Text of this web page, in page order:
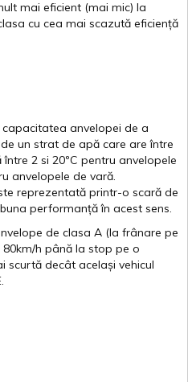
mai eficient (mai mic) la
cu cea mai scazută eficiență
capacitatea anvelopei de a
de un strat de apă care areîntre
între 2 si 20ºC pentru anvelopele
anvelopele de vară.
reprezentată printr-o scară de
buna performanță în acest sens.
de clasa A (la frânare pe
h până la stop pe o
scurtă decât același vehicul
.